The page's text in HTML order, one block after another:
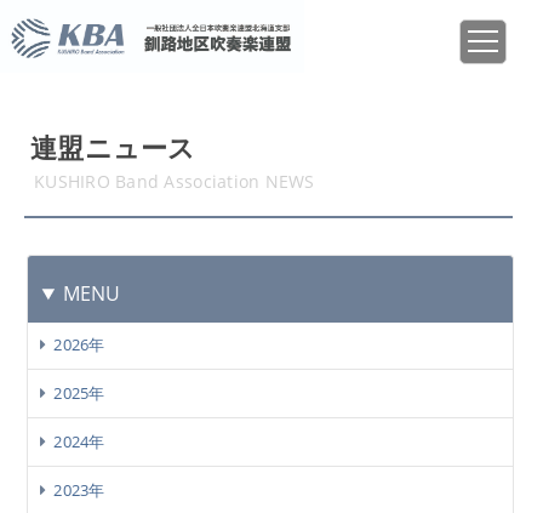
連盟ニュース
KUSHIRO Band Association NEWS
MENU
2026年
2025年
2024年
2023年